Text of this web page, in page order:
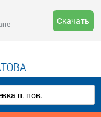
Скачать